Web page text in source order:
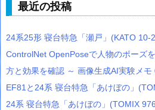
最近の投稿
24系25形 寝台特急「瀬戸」(KATO 10-
ControlNet OpenPoseで人物のポーズ
方と効果を確認 ～ 画像生成AI実験メ
EF81と24系 寝台特急「あけぼの」
24系 寝台特急「あけぼの」(TOMIX